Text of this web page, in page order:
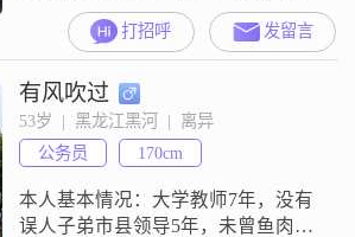
事无小事的原则去作警务话动丶我
的另一半她要贤淑善孝温柔开郎叩
可
打招呼 发留言
有风吹过
53岁  |  黑龙江黑河  |  离异
公务员
170cm
本人基本情况：大学教师7年，没有
误人子弟市县领导5年，未曾鱼肉百